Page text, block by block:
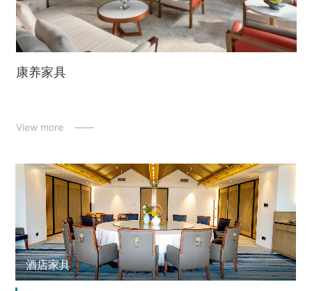
康养家具
View more ——
酒店家具